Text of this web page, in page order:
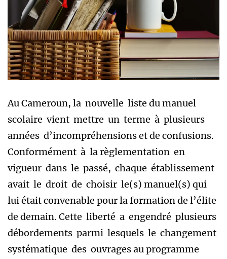
Au Cameroun, la nouvelle liste du manuel
scolaire vient mettre un terme à plusieurs
années d’incompréhensions et de confusions.
Conformément à la règlementation en
vigueur dans le passé, chaque établissement
avait le droit de choisir le(s) manuel(s) qui
lui était convenable pour la formation de l’élite
de demain. Cette liberté a engendré plusieurs
débordements parmi lesquels le changement
systématique des ouvrages au programme